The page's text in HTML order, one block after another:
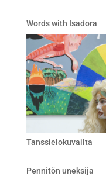
Words with Isadora
Tanssielokuvailta
Pennitön uneksija